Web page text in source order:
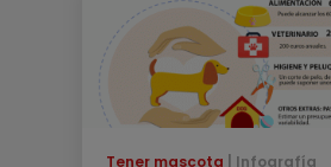
Tener mascota Infografía